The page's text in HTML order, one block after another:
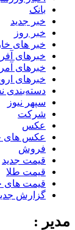
بانک
خبر جدید
خبر روز
خبر های
خبرهای
خبرهای
خبرهای
دسته‌بندی
سپهر نیوز
شرکت
عکس
عکس های
فروش
قیمت جدید
قیمت طلا
قیمت های
گزارش
مدیر :